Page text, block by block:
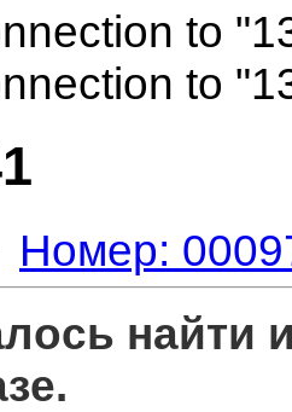
to
to
Номер:
найти